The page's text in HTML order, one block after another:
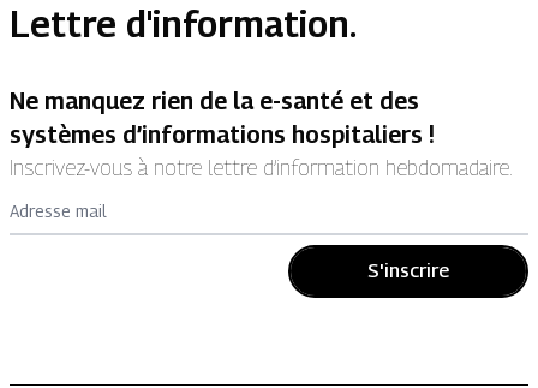
Lettre d'information.
Ne manquez rien de la e-santé et des
systèmes d’informations hospitaliers !
Inscrivez-vous à notre lettre d’information hebdomadaire.
Adresse mail
S'inscrire